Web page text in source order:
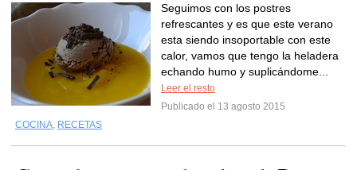
Seguimos con los postres
refrescantes y es que este verano
esta siendo insoportable con este
calor, vamos que tengo la heladera
echando humo y suplicándome...
Leer el resto
Publicado el 13 agosto 2015
COCINA, RECETAS